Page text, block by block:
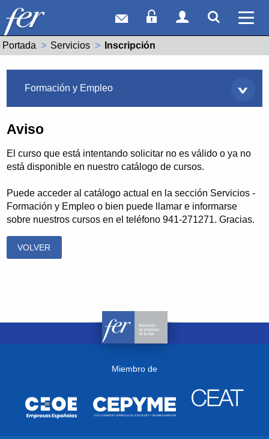
Correo webAcceso Socios
Acceso
Portada Servicios Actual:
Inscripción
Formación y Empleo
Aviso
El curso que está intentando solicitar no es válido o ya no
está disponible en nuestro catálogo de cursos.
Puede acceder al catálogo actual en la sección Servicios -
Formación y Empleo o bien puede llamar e informarse
sobre nuestros cursos en el teléfono 941-271271. Gracias.
VOLVER
Miembro de